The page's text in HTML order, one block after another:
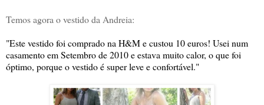
Temos agora o vestido da Andreia:
"Este vestido foi comprado na H&M e custou 10 euros! Usei num
casamento em Setembro de 2010 e estava muito calor, o que foi
óptimo, porque o vestido é super leve e confortável."